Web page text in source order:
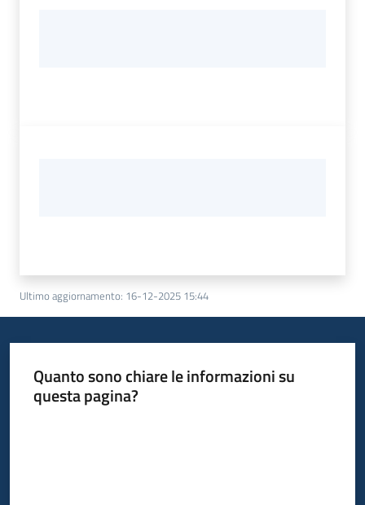
Ultimo aggiornamento: 16-12-2025 15:44
Quanto sono chiare le informazioni su
questa pagina?